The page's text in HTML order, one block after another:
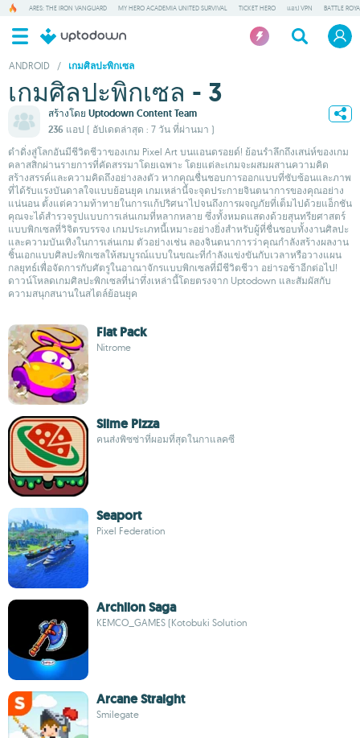
ARES: THE IRON VANGUARD MY HERO ACADEMIA UNITED SURVIVAL TICKET HERO แอป VPN BATTLE
ANDROID / เกมศิลปะพิกเซล
เกมศิลปะพิกเซล - 3
สร้างโดย Uptodown Content Team
236 แอป ( อัปเดตล่าสุด : 7 วัน ที่ผ่านมา )
ดำดิ่งสู่โลกอันมีชีวิตชีวาของเกม Pixel Art บนแอนดรอยด์! ย้อนรำลึกถึงเสน่ห์ของเกม
คลาสสิกผ่านรายการที่คัดสรรมาโดยเฉพาะ โดยแต่ละเกมจะผสมผสานความคิด
สร้างสรรค์และความคิดถึงอย่างลงตัว หากคุณชื่นชอบการออกแบบที่ซับซ้อนและภาพ
ที่ได้รับแรงบันดาลใจแบบย้อนยุค เกมเหล่านี้จะจุดประกายจินตนาการของคุณอย่าง
แน่นอน ตั้งแต่ความท้าทายในการแก้ปริศนาไปจนถึงการผจญภัยที่เต็มไปด้วยแอ็กชัน
คุณจะได้สำรวจรูปแบบการเล่นเกมที่หลากหลาย ซึ่งทั้งหมดแสดงด้วยสุนทรียศาสตร์
แบบพิกเซลที่วิจิตรบรรจง เกมประเภทนี้เหมาะอย่างยิ่งสำหรับผู้ที่ชื่นชอบทั้งงานศิลปะ
และความบันเทิงในการเล่นเกม ตัวอย่างเช่น ลองจินตนาการว่าคุณกำลังสร้างผลงาน
ชิ้นเอกแบบศิลปะพิกเซลให้สมบูรณ์แบบในขณะที่กำลังแข่งขันกับเวลาหรือวางแผน
กลยุทธ์เพื่อจัดการกับศัตรูในอาณาจักรแบบพิกเซลที่มีชีวิตชีวา อย่ารอช้าอีกต่อไป!
ดาวน์โหลดเกมศิลปะพิกเซลที่น่าทึ่งเหล่านี้โดยตรงจาก Uptodown และสัมผัสกับ
ความสนุกสนานในสไตล์ย้อนยุค
Flat Pack
Nitrome
Slime Pizza
คนส่งพิซซ่าที่ผอมที่สุดในกาแลคซี
Seaport
Pixel Federation
Archlion Saga
KEMCO_GAMES (Kotobuki Solution
Arcane Straight
Smilegate